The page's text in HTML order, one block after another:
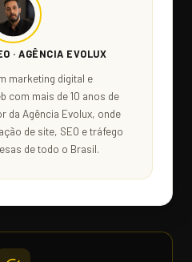
· AGÊNCIA EVOLUX
marketing digital e
com mais de 10 anos de
da Agência Evolux, onde
de site, SEO e tráfego
de todo o Brasil.